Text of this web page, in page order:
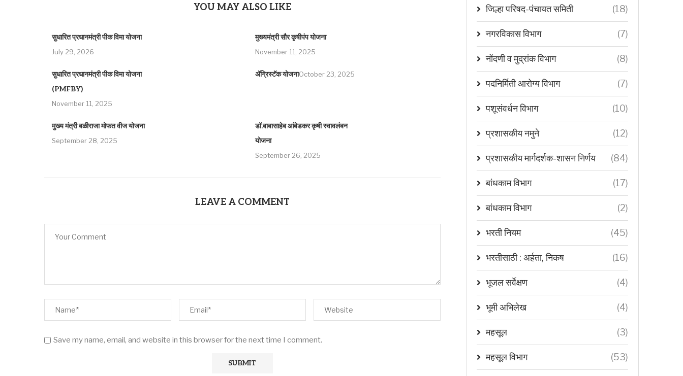
YOU MAY ALSO LIKE
सुधारित प्रधानमंत्री पीक विमा योजना
July 29, 2026
मुख्यमंत्री सौर कृषीपंप योजना
November 11, 2025
सुधारित प्रधानमंत्री पीक विमा योजना
(PMFBY)
November 11, 2025
ॲग्रिस्टॅक योजनाOctober 23, 2025
मुख्य मंत्री बळीराजा मोफत वीज योजना
September 28, 2025
डॉ.बाबासाहेब आंबेडकर कृषी स्वावलंबन
योजना
September 26, 2025
LEAVE A COMMENT
Save my name, email, and website in this browser for the next time I comment.
जिल्हा परिषद-पंचायत समिती (18)
नगरविकास विभाग (7)
नोंदणी व मुद्रांक विभाग (8)
पदनिर्मिती आरोग्य विभाग (7)
पशूसंवर्धन विभाग (10)
प्रशासकीय नमुने (12)
प्रशासकीय मार्गदर्शक-शासन निर्णय (84)
बांधकाम विभाग (17)
बांधकाम विभाग (2)
भरती नियम (45)
भरतीसाठी : अर्हता, निकष (16)
भूजल सर्वेक्षण (4)
भूमी अभिलेख (4)
महसूल (3)
महसूल विभाग (53)